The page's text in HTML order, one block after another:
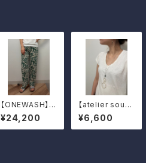
【ONEWASH】コ
ットンリネンキャ
ンバスストレート
パンツ
¥24,200
【atelier sou】
知恵の輪ネック
レス
¥6,600